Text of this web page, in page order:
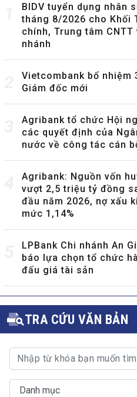
BIDV tuyển dụng nhân
tháng 8/2026 cho Khối
chính, Trung tâm CNTT
nhánh
Vietcombank bổ nhiệm
Giám đốc mới
Agribank tổ chức Hội
các quyết định của
nước về công tác cán
Agribank: Nguồn vốn
vượt 2,5 triệu tỷ đồng
đầu năm 2026, nợ xấu
mức 1,14%
LPBank Chi nhánh An
báo lựa chọn tổ chức
đấu giá tài sản
TRA CỨU VĂN BẢN